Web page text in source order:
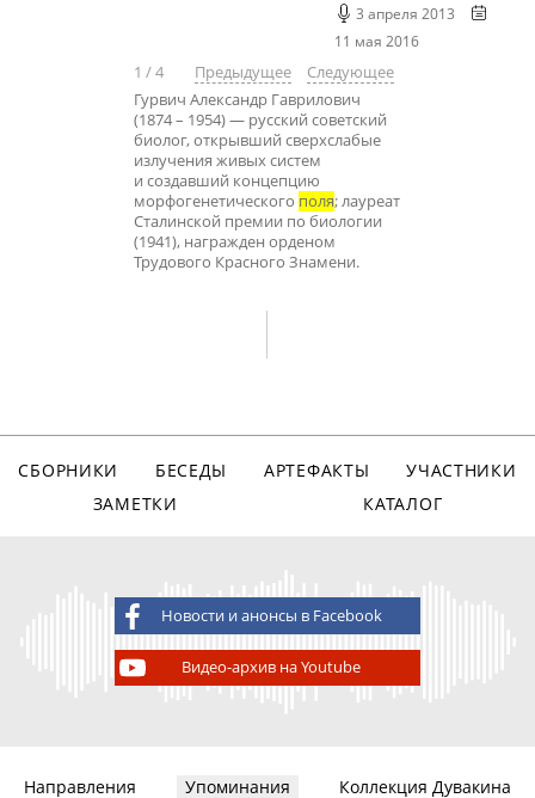
3 апреля 2013
11 мая 2016
1 /4 Предыдущее
Следующее
Гурвич Александр Гаврилович
(1874 – 1954) — русский советский
биолог, открывший сверхслабые
излучения живых систем
и создавший концепцию
морфогенетического поля; лауреат
Сталинской премии по биологии
(1941), награжден орденом
Трудового Красного Знамени.
СБОРНИКИ БЕСЕДЫ АРТЕФАКТЫ
УЧАСТНИКИ
ЗАМЕТКИ
КАТАЛОГ
Новости и анонсы в Facebook
Видео-архив на Youtube
Направления Упоминания Коллекция Дувакина